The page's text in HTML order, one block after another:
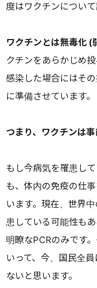
度はワクチンについ
ワクチンとは無毒化 (
クチンをあらかじめ
感染した場合にはそ
に準備させています。
つまり、ワクチンは事
もし今病気を罹患し
も、体内の免疫の仕
います。現在、世界
患している可能性も
明瞭なPCRのみです
いって、今、国民全
ないと思います。